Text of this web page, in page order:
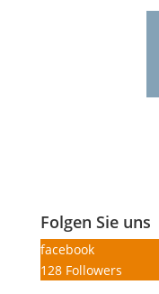
Folgen Sie uns
facebook
128 Followers